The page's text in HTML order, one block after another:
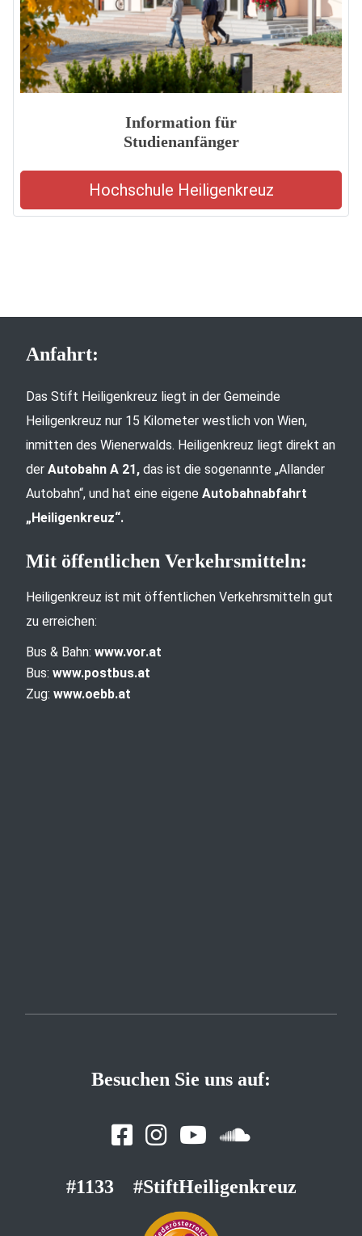
Information für
Studienanfänger
Hochschule Heiligenkreuz
Anfahrt:
Das Stift Heiligenkreuz liegt in der Gemeinde
Heiligenkreuz nur 15 Kilometer westlich von Wien,
inmitten des Wienerwalds. Heiligenkreuz liegt direkt an
der Autobahn A 21, das ist die sogenannte „Allander
Autobahn“, und hat eine eigene Autobahnabfahrt
„Heiligenkreuz“.
Mit öffentlichen Verkehrsmitteln:
Heiligenkreuz ist mit öffentlichen Verkehrsmitteln gut
zu erreichen:
Bus & Bahn: www.vor.at
Bus: www.postbus.at
Zug: www.oebb.at
Besuchen Sie uns auf:
#1133 #StiftHeiligenkreuz